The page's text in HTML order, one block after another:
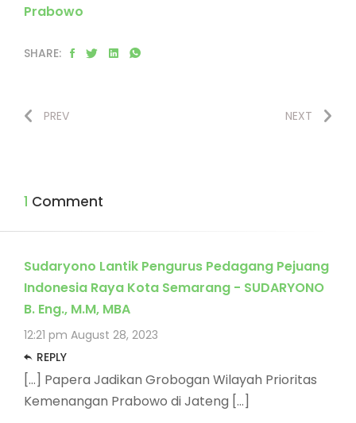
Prabowo
SHARE:
PREV NEXT
1 Comment
Sudaryono Lantik Pengurus Pedagang Pejuang
Indonesia Raya Kota Semarang - SUDARYONO
B. Eng., M.M, MBA
12:21 pm August 28, 2023
REPLY
[…] Papera Jadikan Grobogan Wilayah Prioritas
Kemenangan Prabowo di Jateng […]